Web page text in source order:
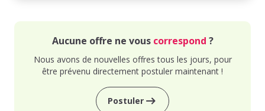
Aucune offre ne vous correspond ?
Nous avons de nouvelles offres tous les jours, pour
être prévenu directement postuler maintenant !
Postuler